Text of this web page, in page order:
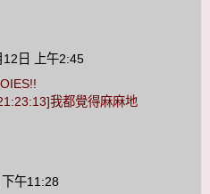
12日 上午2:45
我都覺得麻麻地
午11:28